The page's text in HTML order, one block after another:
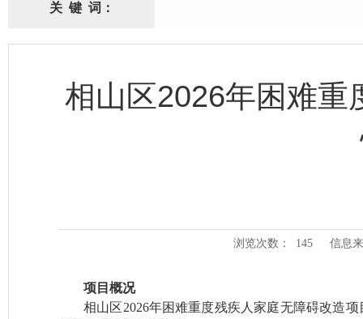
关 键 词：
相山区2026年困难重
浏览次数： 145 信息
项目概况
相山区2026年困难重度残疾人家庭无障碍改造项